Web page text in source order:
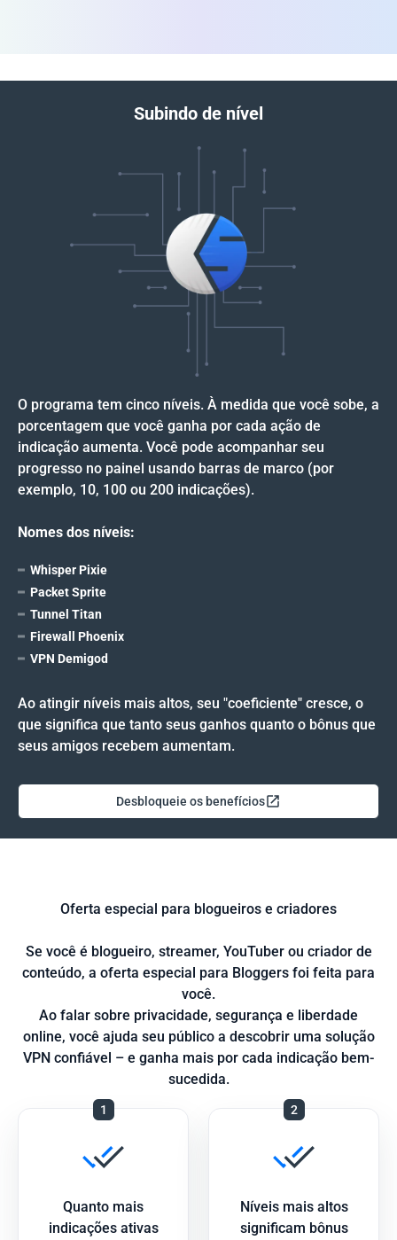
Subindo de nível
O programa tem cinco níveis. À medida que você sobe, a
porcentagem que você ganha por cada ação de
indicação aumenta. Você pode acompanhar seu
progresso no painel usando barras de marco (por
exemplo, 10, 100 ou 200 indicações).
Nomes dos níveis:
Whisper Pixie
Packet Sprite
Tunnel Titan
Firewall Phoenix
VPN Demigod
Ao atingir níveis mais altos, seu "coeficiente" cresce, o
que significa que tanto seus ganhos quanto o bônus que
seus amigos recebem aumentam.
Desbloqueie os benefícios
Oferta especial para blogueiros e criadores
Se você é blogueiro, streamer, YouTuber ou criador de
conteúdo, a oferta especial para Bloggers foi feita para
você.
Ao falar sobre privacidade, segurança e liberdade
online, você ajuda seu público a descobrir uma solução
VPN confiável – e ganha mais por cada indicação bem-
sucedida.
1
Quanto mais
indicações ativas
2
Níveis mais altos
significam bônus